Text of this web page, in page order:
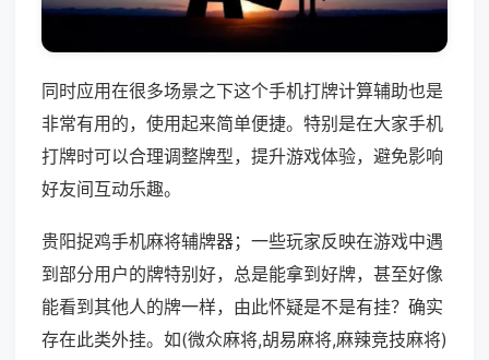
同时应用在很多场景之下这个手机打牌计算辅助也是
非常有用的，使用起来简单便捷。特别是在大家手机
打牌时可以合理调整牌型，提升游戏体验，避免影响
好友间互动乐趣。
贵阳捉鸡手机麻将辅牌器；一些玩家反映在游戏中遇
到部分用户的牌特别好，总是能拿到好牌，甚至好像
能看到其他人的牌一样，由此怀疑是不是有挂？确实
存在此类外挂。如(微众麻将,胡易麻将,麻辣竞技麻将)